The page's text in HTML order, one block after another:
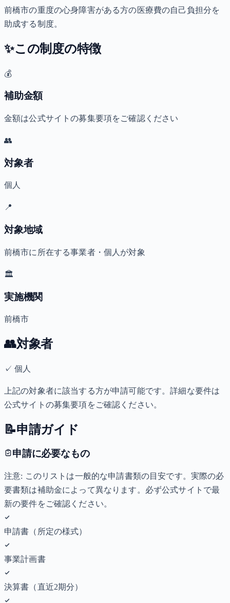
前橋市の重度の心身障害がある方の医療費の自己負担分を
助成する制度。
✨この制度の特徴
💰
補助金額
金額は公式サイトの募集要項をご確認ください
👥
対象者
個人
📍
対象地域
前橋市に所在する事業者・個人が対象
🏛️
実施機関
前橋市
👥対象者
✓個人
上記の対象者に該当する方が申請可能です。詳細な要件は
公式サイトの募集要項をご確認ください。
📝申請ガイド
申請に必要なもの
注意: このリストは一般的な申請書類の目安です。実際の必
要書類は補助金によって異なります。必ず公式サイトで最
新の要件をご確認ください。
申請書（所定の様式）
事業計画書
決算書（直近2期分）